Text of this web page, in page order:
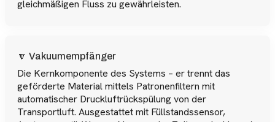
gleichmäßigen Fluss zu gewährleisten.
🔽 Vakuumempfänger
Die Kernkomponente des Systems – er trennt das
geförderte Material mittels Patronenfiltern mit
automatischer Druckluftrückspülung von der
Transportluft. Ausgestattet mit Füllstandssensor,